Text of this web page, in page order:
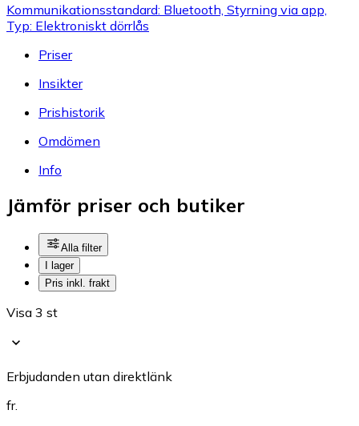
Kommunikationsstandard: Bluetooth, Styrning via app,
Typ: Elektroniskt dörrlås
Priser
Insikter
Prishistorik
Omdömen
Info
Jämför priser och butiker
Alla filter
I lager
Pris inkl. frakt
Visa 3 st
Erbjudanden utan direktlänk
fr.